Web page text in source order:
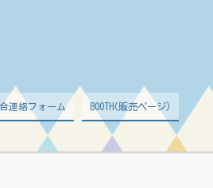
連絡フォーム BOOTH(販売ページ)